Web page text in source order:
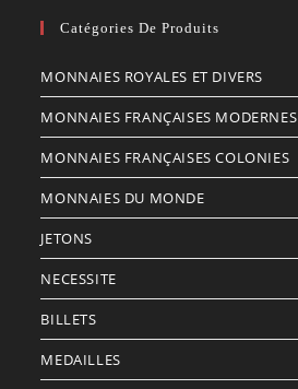
dans
nouvel
Catégories De Produits
MONNAIES ROYALES ET DIVERS
MONNAIES FRANÇAISES MODERNES
MONNAIES FRANÇAISES COLONIES
MONNAIES DU MONDE
JETONS
NECESSITE
BILLETS
MEDAILLES